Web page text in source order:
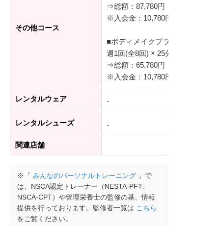
その他コース
⇒総額：87,780円（税込）
※入会金：10,780円（税込）
■ボディメイクプラン
週1回(全8回) × 25分/レッスン
⇒総額：65,780円（税込）
※入会金：10,780円（税込）
レンタルウェア -
レンタルシューズ -
関連店舗
※「 みんなのパーソナルトレーニング 」で
は、NSCA認定トレーナー（NESTA-PFT、
NSCA-CPT）や管理栄養士の監修の基、情報
提供を行っております。監修者一覧は こちら
をご覧ください。